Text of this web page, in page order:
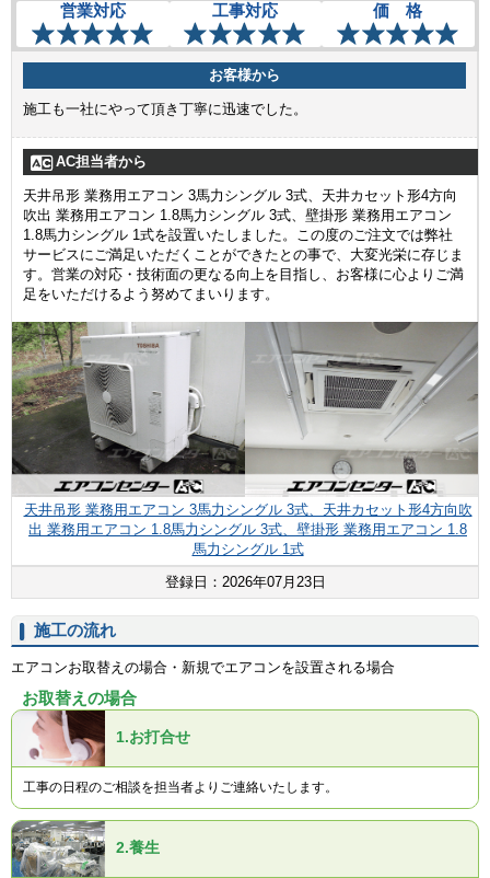
営業対応 工事対応 価 格
お客様から
施工も一社にやって頂き丁寧に迅速でした。
AC担当者から
天井吊形 業務用エアコン 3馬力シングル 3式、天井カセット形4方向
吹出 業務用エアコン 1.8馬力シングル 3式、壁掛形 業務用エアコン
1.8馬力シングル 1式を設置いたしました。この度のご注文では弊社
サービスにご満足いただくことができたとの事で、大変光栄に存じま
す。営業の対応・技術面の更なる向上を目指し、お客様に心よりご満
足をいただけるよう努めてまいります。
天井吊形 業務用エアコン 3馬力シングル 3式、天井カセット形4方向吹
出 業務用エアコン 1.8馬力シングル 3式、壁掛形 業務用エアコン 1.8
馬力シングル 1式
登録日：2026年07月23日
施工の流れ
エアコンお取替えの場合・新規でエアコンを設置される場合
お取替えの場合
1.お打合せ
工事の日程のご相談を担当者よりご連絡いたします。
2.養生